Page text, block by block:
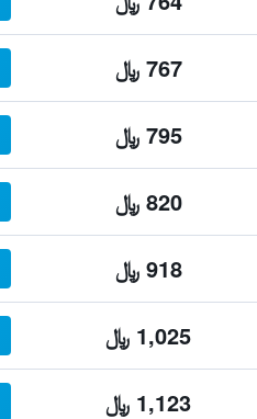
767 ﷼
795 ﷼
820 ﷼
918 ﷼
1,025 ﷼
1,123 ﷼